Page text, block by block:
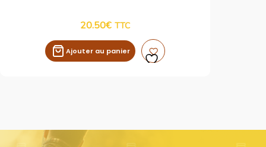
20.50€ TTC
Ajouter au panier